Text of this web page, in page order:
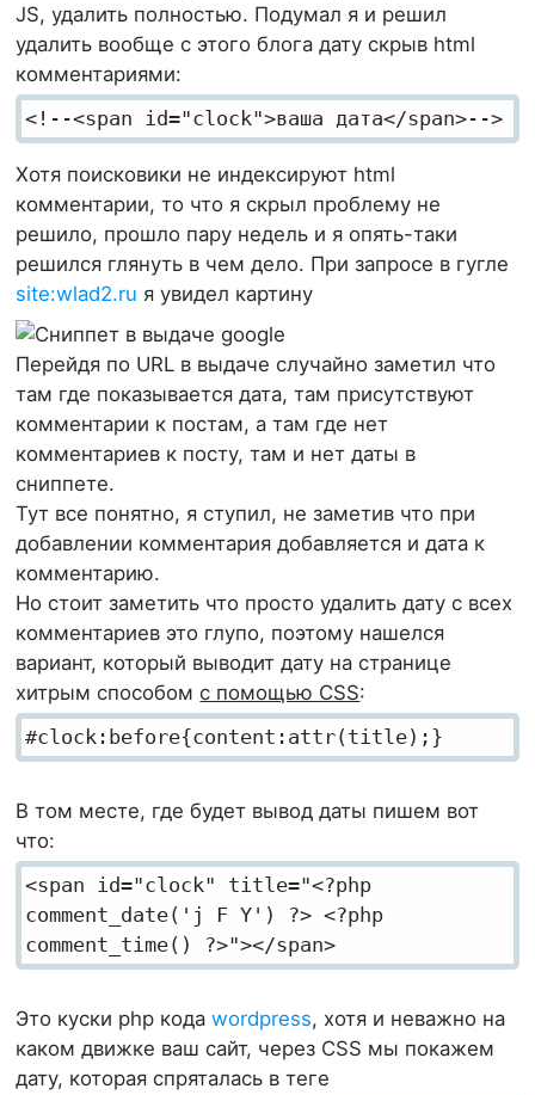
JS, удалить полностью. Подумал я и решил
удалить вообще с этого блога дату скрыв html
комментариями:
<!--<span id="clock">ваша дата</span>-->
Хотя поисковики не индексируют html
комментарии, то что я скрыл проблему не
решило, прошло пару недель и я опять-таки
решился глянуть в чем дело. При запросе в гугле
site:wlad2.ru я увидел картину
Перейдя по URL в выдаче случайно заметил что
там где показывается дата, там присутствуют
комментарии к постам, а там где нет
комментариев к посту, там и нет даты в
сниппете.
Тут все понятно, я ступил, не заметив что при
добавлении комментария добавляется и дата к
комментарию.
Но стоит заметить что просто удалить дату с всех
комментариев это глупо, поэтому нашелся
вариант, который выводит дату на странице
хитрым способомс помощью CSS:
#clock:before{content:attr(title);}
В том месте, где будет вывод даты пишем вот
что:
<span id="clock" title="<?php
comment_date('j F Y') ?> <?php
comment_time() ?>"></span>
Это куски php кодаwordpress, хотя и неважно на
каком движке ваш сайт, через CSS мы покажем
дату, которая спряталась в теге